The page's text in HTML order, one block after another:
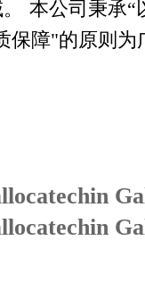
本公司秉承“
保障"的原则为